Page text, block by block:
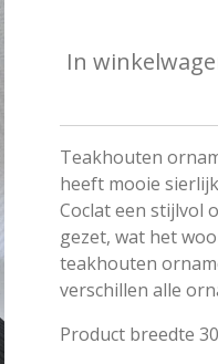
In
Teakhouten
heeft mooie
Coclat een stijlvol
gezet, wat het
teakhouten
verschillen alle
Product breedte